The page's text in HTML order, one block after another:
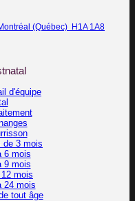
(Québec) H1A 1A8
d'équipe
de 3 mois
6 mois
9 mois
mois
24 mois
tout âge